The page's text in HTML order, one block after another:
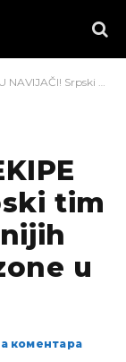
utakmica ove sezone u Evroligi!
tim
u
коментара